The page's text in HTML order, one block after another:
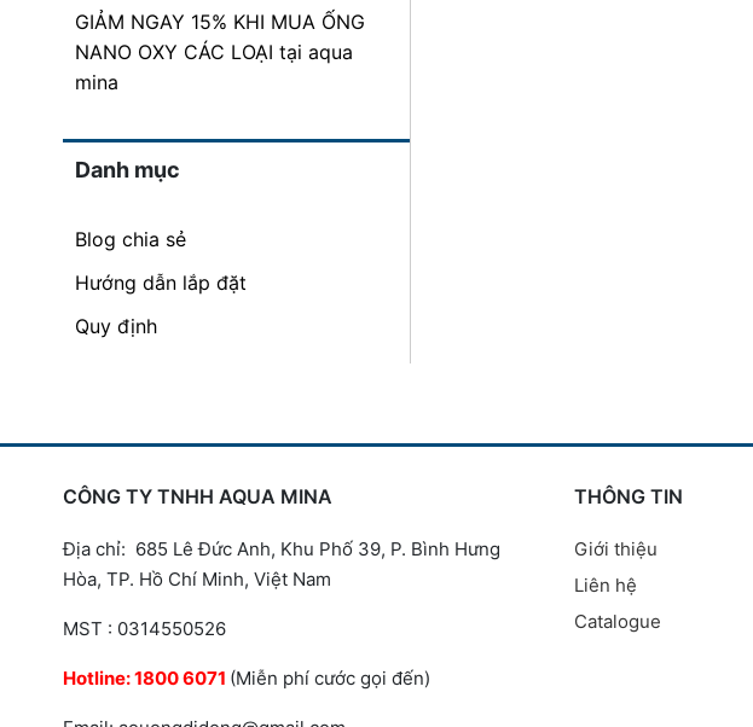
GIẢM NGAY 15% KHI MUA ỐNG
NANO OXY CÁC LOẠI tại aqua
mina
Danh mục
Blog chia sẻ
Hướng dẫn lắp đặt
Quy định
CÔNG TY TNHH AQUA MINA
Địa chỉ: 685 Lê Đức Anh, Khu Phố 39, P. Bình Hưng
Hòa, TP. Hồ Chí Minh, Việt Nam
MST : 0314550526
Hotline:1800 6071 (Miễn phí cước gọi đến)
THÔNG TIN
Giới thiệu
Liên hệ
Catalogue